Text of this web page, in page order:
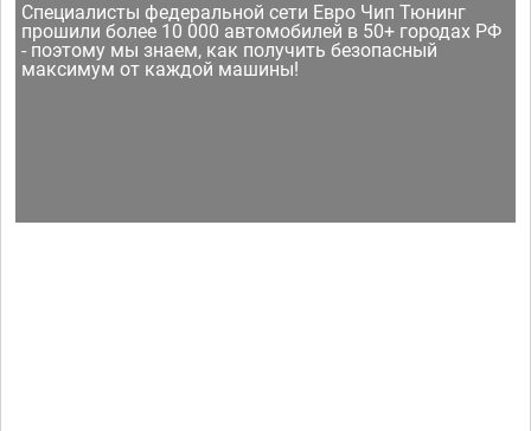
Специалисты федеральной сети Евро Чип Тюнинг
прошили более 10 000 автомобилей в 50+ городах РФ
- поэтому мы знаем, как получить безопасный
максимум от каждой машины!